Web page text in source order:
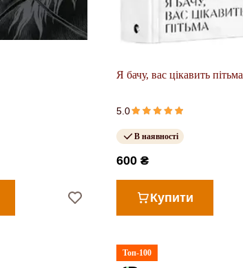
Я бачу, вас цікавить пітьма
5.0
В наявності
600 ₴
Купити
Топ-100